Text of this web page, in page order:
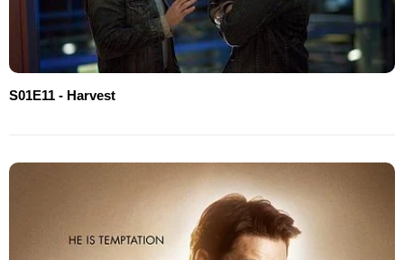
S01E11 - Harvest